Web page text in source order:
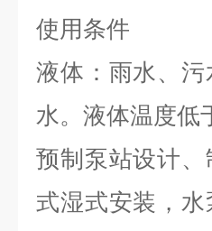
使用条件
液体：雨水、
水。液体温度低
预制泵站设计
式湿式安装，